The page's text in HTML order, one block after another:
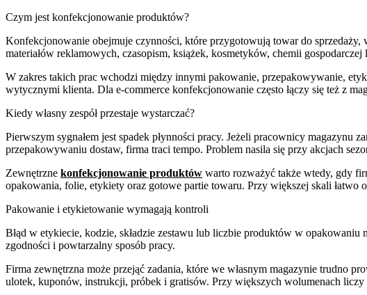
Czym jest konfekcjonowanie produktów?
Konfekcjonowanie obejmuje czynności, które przygotowują towar do
materiałów reklamowych, czasopism, książek, kosmetyków, chemii
W zakres takich prac wchodzi między innymi pakowanie, przepakowywanie,
wytycznymi klienta. Dla e-commerce konfekcjonowanie często łączy się też z
Kiedy własny zespół przestaje wystarczać?
Pierwszym sygnałem jest spadek płynności pracy. Jeżeli pracownicy
przepakowywaniu dostaw, firma traci tempo. Problem nasila się przy akcjach
Zewnętrzne konfekcjonowanie produktów warto rozważyć także wtedy, gdy
opakowania, folie, etykiety oraz gotowe partie towaru. Przy większej skali łatwo
Pakowanie i etykietowanie wymagają kontroli
Błąd w etykiecie, kodzie, składzie zestawu lub liczbie produktów w
zgodności i powtarzalny sposób pracy.
Firma zewnętrzna może przejąć zadania, które we własnym magazynie trudno
ulotek, kuponów, instrukcji, próbek i gratisów. Przy większych wolumenach liczy